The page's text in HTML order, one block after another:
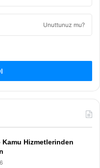
Unuttunuz mu?
Kamu Hizmetlerinden